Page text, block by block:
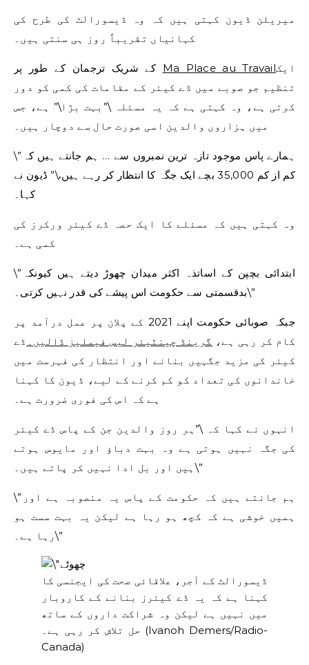
میریلن ڈیون کہتی ہیں کہ وہ ڈیسورالٹ کی طرح کی
کہانیاں تقریباً روز ہی سنتی ہیں۔
کے شریک ترجمان کے طور پر Ma Place au Travailایک
تنظیم جو صوبے میں ڈے کیئر کے مقامات کی کمی کو دور
کرتی ہے، وہ کہتی ہے کہ یہ مسئلہ \”بہت بڑا\” ہے، جس
میں ہزاروں والدین اسی صورت حال سے دوچار ہیں۔
\”ہمارے پاس موجود تازہ ترین نمبروں سے … ہم جانتے ہیں کہ
کم از کم 35,000 بچے ایک جگہ کا انتظار کر رہے ہیں،\” ڈیون نے
کہا۔
وہ کہتی ہیں کہ مسئلے کا ایک حصہ ڈے کیئر ورکرز کی
کمی ہے۔
\”ابتدائی بچپن کے اساتذہ اکثر میدان چھوڑ دیتے ہیں کیونکہ
بدقسمتی سے حکومت اس پیشے کی قدر نہیں کرتی۔\”
جبکہ صوبائی حکومت اپنے 2021 کے پلان پر عمل درآمد پر
کام کر رہی ہے، گرینڈ چینٹیئر لیس فیملیز ڈالیں۔ ڈے
کیئر کی مزید جگہیں بنانے اور انتظار کی فہرست میں
خاندانوں کی تعداد کو کم کرنے کے لیے، ڈیون کا کہنا
ہے کہ اس کی فوری ضرورت ہے۔
انہوں نے کہا کہ \”ہر روز والدین جن کے پاس ڈے کیئر
کی جگہ نہیں ہوتی ہے وہ بہت دباؤ اور مایوس ہوتے
ہیں اور بل ادا نہیں کر پاتے ہیں۔\”
\”ہم جانتے ہیں کہ حکومت کے پاس یہ منصوبہ ہے اور
ہمیں خوشی ہے کہ کچھ ہو رہا ہے لیکن یہ بہت سست ہو
رہا ہے۔\”
ڈیسورالٹ کے آجر، علاقائی صحت کی ایجنسی کا
کہنا ہے کہ یہ ڈے کیئرز بنانے کے کاروبار
میں نہیں ہے لیکن وہ شراکت داروں کے ساتھ
حل تلاش کر رہی ہے۔ (Ivanoh Demers/Radio-
Canada)